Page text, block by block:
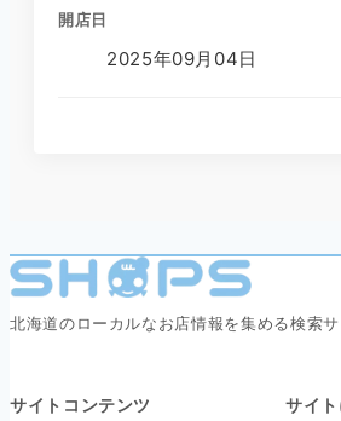
開店日
2025年09月04日
北海道のローカルなお店情報を集める検索サ
サイトコンテンツ サイ